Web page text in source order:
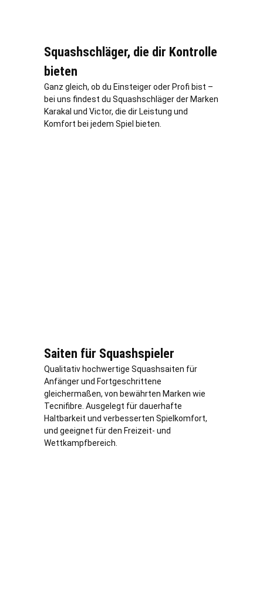
Squashschläger, die dir Kontrolle
bieten
Ganz gleich, ob du Einsteiger oder Profi bist –
bei uns findest du Squashschläger der Marken
Karakal und Victor, die dir Leistung und
Komfort bei jedem Spiel bieten.
Saiten für Squashspieler
Qualitativ hochwertige Squashsaiten für
Anfänger und Fortgeschrittene
gleichermaßen, von bewährten Marken wie
Tecnifibre. Ausgelegt für dauerhafte
Haltbarkeit und verbesserten Spielkomfort,
und geeignet für den Freizeit- und
Wettkampfbereich.